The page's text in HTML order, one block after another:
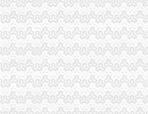
丰都局代办注销分公司加大
垫江局代理注销分公司取得
綦江局认真贯彻全市重庆注
万州局实行“四严格”组织机
永川局认真贯彻执行市代理
秀山局重庆注销分公司发布
市分公司营业执照注销召开驰